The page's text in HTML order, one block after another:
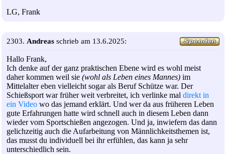
LG, Frank
2303. Andreas schrieb am 13.6.2025:
Hallo Frank,
Ich denke auf der ganz praktischen Ebene wird es wohl meist
daher kommen weil sie (wohl als Leben eines Mannes) im
Mittelalter eben vielleicht sogar als Beruf Schütze war. Der
Schießsport war früher weit verbreitet, ich verlinke mal direkt in
ein Video wo das jemand erklärt. Und wer da aus früheren Leben
gute Erfahrungen hatte wird schnell auch in diesem Leben dann
wieder vom Sportschießen angezogen. Und ja, inwiefern das dann
gelichzeitig auch die Aufarbeitung von Männlichkeitsthemen ist,
das musst du individuell bei ihr erfühlen, das kann ja sehr
unterschiedlich sein.